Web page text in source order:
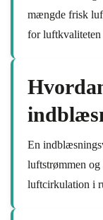
mængde frisk
for
En
luftstrømmen og
luftcirkulation i